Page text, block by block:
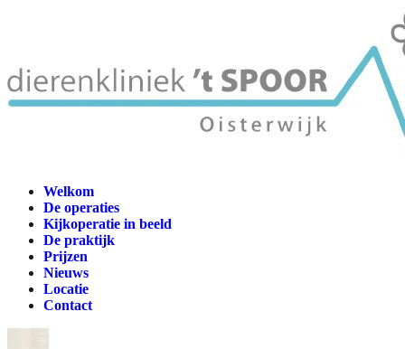
Welkom
De operaties
Kijkoperatie in beeld
De praktijk
Prijzen
Nieuws
Locatie
Contact